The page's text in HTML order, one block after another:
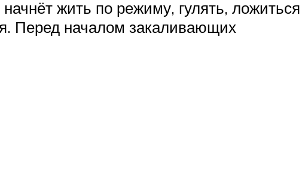
жить по режиму, гулять, ложиться
Перед началом закаливающих